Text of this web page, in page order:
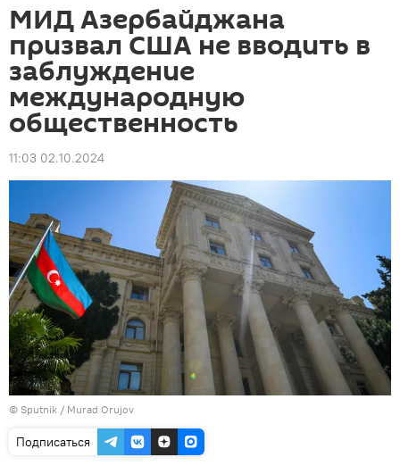
МИД Азербайджана
призвал США не вводить в
заблуждение
международную
общественность
11:03 02.10.2024
© Sputnik / Murad Orujov
Подписаться